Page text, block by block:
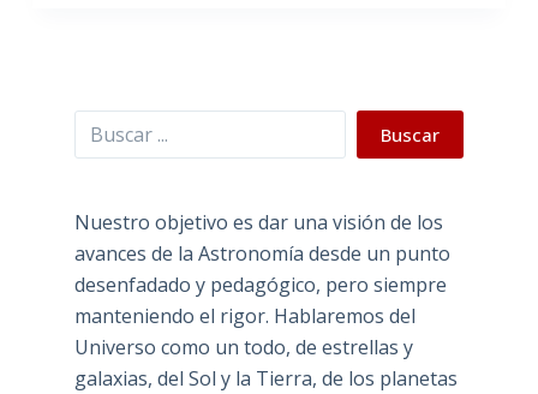
Buscar Buscar
Nuestro objetivo es dar una visión de los
avances de la Astronomía desde un punto
desenfadado y pedagógico, pero siempre
manteniendo el rigor. Hablaremos del
Universo como un todo, de estrellas y
galaxias, del Sol y la Tierra, de los planetas